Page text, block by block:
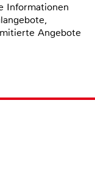
Informationen
Angebote